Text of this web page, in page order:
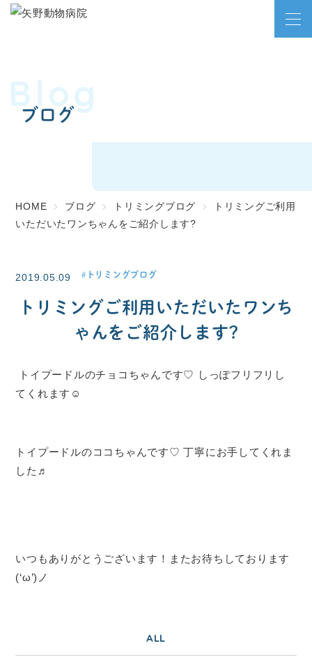
ブログ
Blog
HOME ブログ トリミングブログ
トリミングご利用
いただいたワンちゃんをご紹介します?
2019.05.09 トリミングブログ
トリミングご利用いただいたワンち
ゃんをご紹介します?
トイプードルのチョコちゃんです♡ しっぽフリフリし
てくれます☺
トイプードルのココちゃんです♡ 丁寧にお手してくれま
した♬
いつもありがとうございます！またお待ちしております
(‘ω’)ノ
ALL